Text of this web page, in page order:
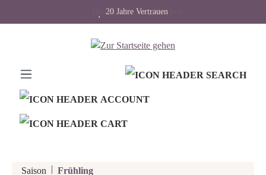
20 Jahre Vertrauen
Design trifft Langlebigkeit
Saison | Frühling